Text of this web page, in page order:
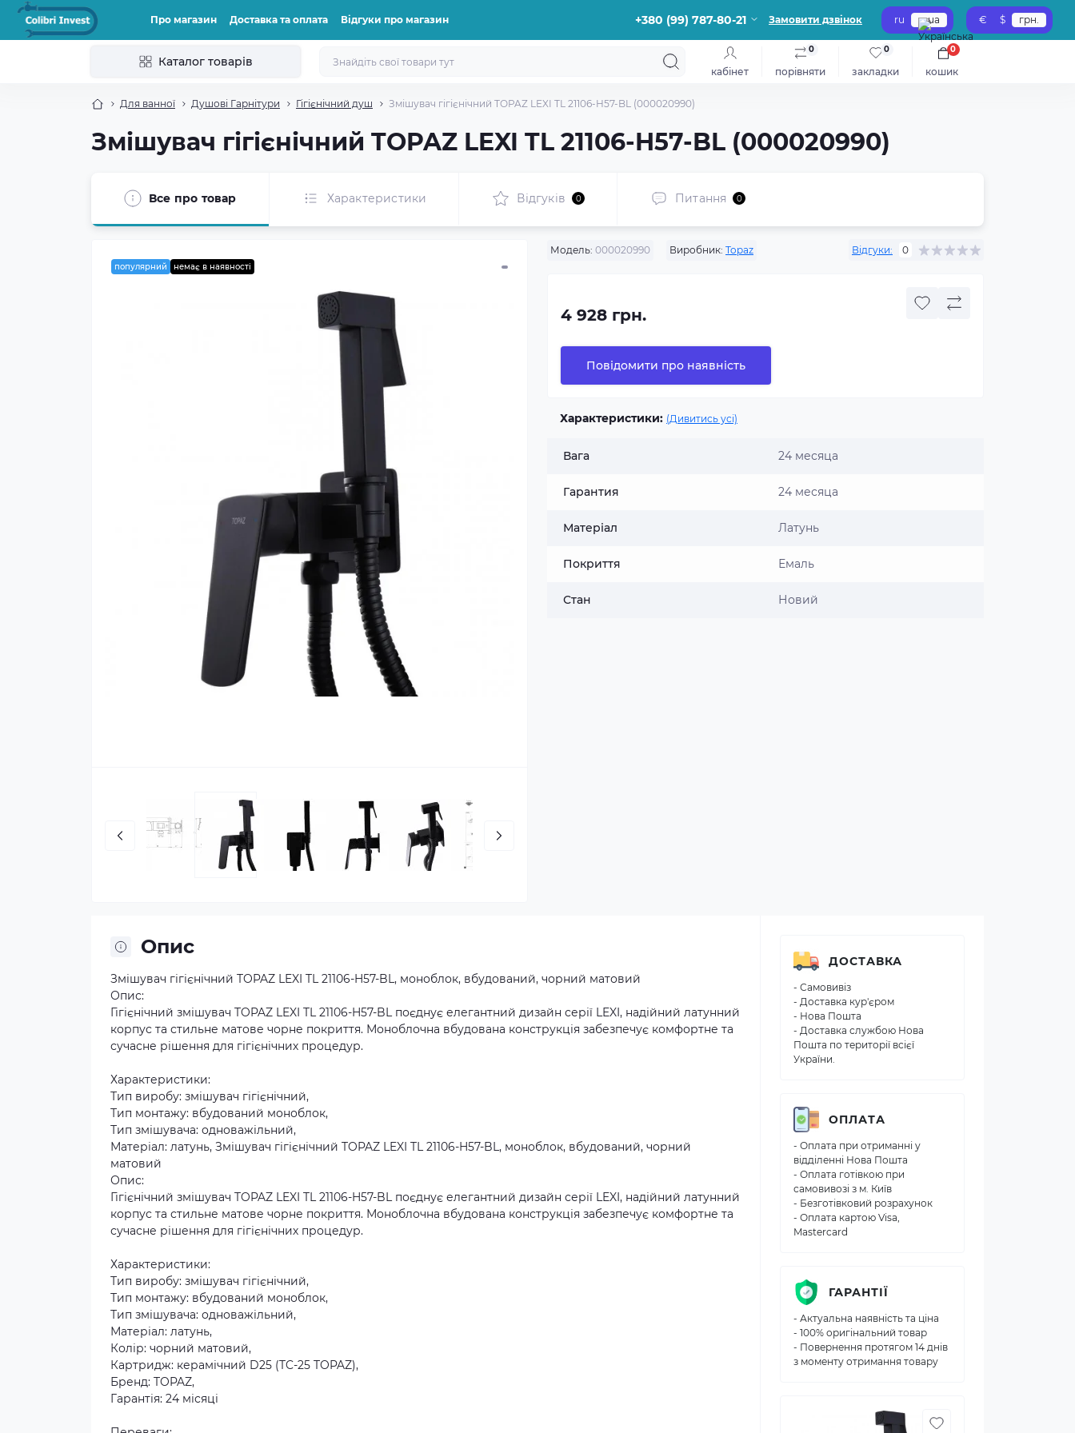
Про магазин Доставка та оплата Відгуки про магазин +380 (99) 787-80-21 Замовити дзвінок ru ua € $ грн.
Каталог товарів
кабінет порівняти
0
закладки
0
кошик
0
Для ванної Душові Гарнітури Гігієнічний душ Змішувач гігієнічний TOPAZ LEXI TL 21106-H57-BL (000020990)
Змішувач гігієнічний TOPAZ LEXI TL 21106-H57-BL (000020990)
Все про товар Характеристики Відгуків 0 Питання 0
популярний немає в наявності
Модель: 000020990 Виробник: Topaz Відгуки: 0
4 928 грн.
Повідомити про наявність
Характеристики: (Дивитись усі)
Вага 24 месяца
Гарантия 24 месяца
Матеріал Латунь
Покриття Емаль
Стан Новий
Опис
Змішувач гігієнічний TOPAZ LEXI TL 21106-H57-BL, моноблок, вбудований, чорний матовий
Опис:
Гігієнічний змішувач TOPAZ LEXI TL 21106-H57-BL поєднує елегантний дизайн серії LEXI, надійний латунний
корпус та стильне матове чорне покриття. Моноблочна вбудована конструкція забезпечує комфортне та
сучасне рішення для гігієнічних процедур.
Характеристики:
Тип виробу: змішувач гігієнічний,
Тип монтажу: вбудований моноблок,
Тип змішувача: одноважільний,
Матеріал: латунь, Змішувач гігієнічний TOPAZ LEXI TL 21106-H57-BL, моноблок, вбудований, чорний
матовий
Опис:
Гігієнічний змішувач TOPAZ LEXI TL 21106-H57-BL поєднує елегантний дизайн серії LEXI, надійний латунний
корпус та стильне матове чорне покриття. Моноблочна вбудована конструкція забезпечує комфортне та
сучасне рішення для гігієнічних процедур.
Характеристики:
Тип виробу: змішувач гігієнічний,
Тип монтажу: вбудований моноблок,
Тип змішувача: одноважільний,
Матеріал: латунь,
Колір: чорний матовий,
Картридж: керамічний D25 (TC-25 TOPAZ),
Бренд: TOPAZ,
Гарантія: 24 місяці
ДОСТАВКА
- Самовивіз
- Доставка кур'єром
- Нова Пошта
- Доставка службою Нова
Пошта по території всієї
України.
ОПЛАТА
- Оплата при отриманні у
відділенні Нова Пошта
- Оплата готівкою при
самовивозі з м. Київ
- Безготівковий розрахунок
- Оплата картою Visa,
Mastercard
ГАРАНТІЇ
- Актуальна наявність та ціна
- 100% оригінальний товар
- Повернення протягом 14 днів
з моменту отримання товару